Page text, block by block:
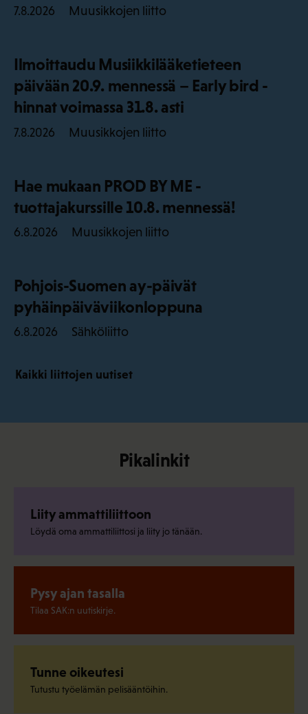
7.8.2026 Muusikkojen liitto
Ilmoittaudu Musiikkilääketieteen
päivään 20.9. mennessä – Early bird -
hinnat voimassa 31.8. asti
7.8.2026 Muusikkojen liitto
Hae mukaan PROD BY ME -
tuottajakurssille 10.8. mennessä!
6.8.2026 Muusikkojen liitto
Pohjois-Suomen ay-päivät
pyhäinpäiväviikonloppuna
6.8.2026 Sähköliitto
Kaikki liittojen uutiset
Pikalinkit
Liity ammattiliittoon
Löydä oma ammattiliittosi ja liity jo tänään.
Pysy ajan tasalla
Tilaa SAK:n uutiskirje.
Tunne oikeutesi
Tutustu työelämän pelisääntöihin.